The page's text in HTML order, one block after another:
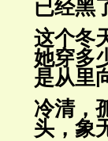
已经黑
这个冬
她穿多
是从里
冷清，
头，象